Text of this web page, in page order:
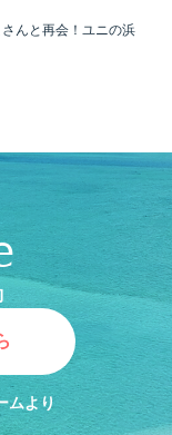
さんと再会！ユニの浜
ムより